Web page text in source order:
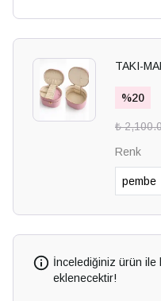
TAKI-
%20
₺
Renk
İncelediğiniz ürün
eklenecektir!